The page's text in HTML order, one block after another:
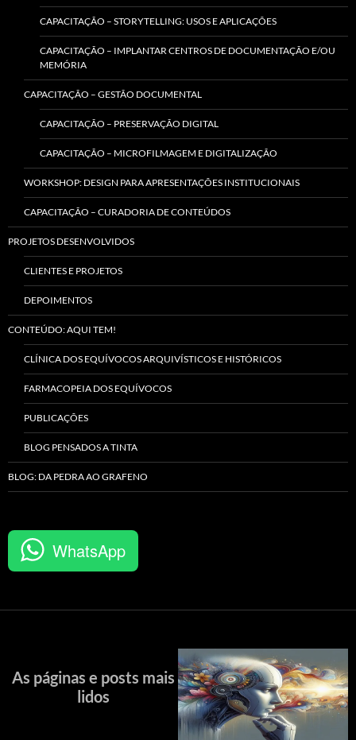
CAPACITAÇÃO – STORYTELLING: USOS E APLICAÇÕES
CAPACITAÇÃO – IMPLANTAR CENTROS DE DOCUMENTAÇÃO E/OU
MEMÓRIA
CAPACITAÇÃO – GESTÃO DOCUMENTAL
CAPACITAÇÃO – PRESERVAÇÃO DIGITAL
CAPACITAÇÃO – MICROFILMAGEM E DIGITALIZAÇÃO
WORKSHOP: DESIGN PARA APRESENTAÇÕES INSTITUCIONAIS
CAPACITAÇÃO – CURADORIA DE CONTEÚDOS
PROJETOS DESENVOLVIDOS
CLIENTES E PROJETOS
DEPOIMENTOS
CONTEÚDO: AQUI TEM!
CLÍNICA DOS EQUÍVOCOS ARQUIVÍSTICOS E HISTÓRICOS
FARMACOPEIA DOS EQUÍVOCOS
PUBLICAÇÕES
BLOG PENSADOS A TINTA
BLOG: DA PEDRA AO GRAFENO
WhatsApp
As páginas e posts mais
lidos